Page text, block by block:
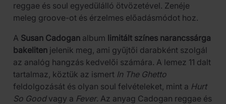
reggae és soul egyedülálló ötvözetével. Zenéje
meleg groove-ot és érzelmes előadásmódot hoz.
A Susan Cadogan album limitált színes narancssárga
bakeliten jelenik meg, ami gyűjtői darabként szolgál
az analóg hangzás kedvelői számára. A lemez 11 dalt
tartalmaz, köztük az ismert In The Ghetto
feldolgozását és olyan soul felvételeket, mint a Hurt
So Goodvagy a Fever. Az anyag Cadogan reggae és